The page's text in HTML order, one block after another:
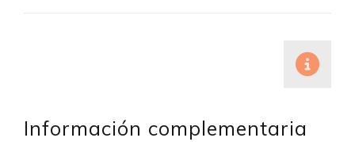
Información complementaria